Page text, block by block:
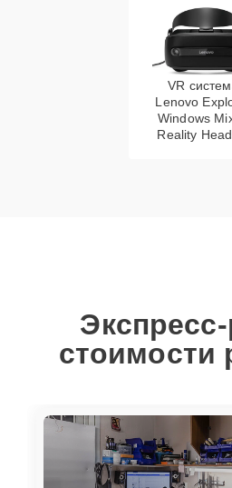
VR
Lenovo
Windows
Reality
стоимости